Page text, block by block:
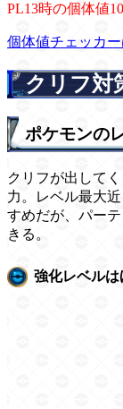
PL13時の個体値
個体値チェッカ
クリフ対
ポケモンの
クリフが出して
力。レベル最大
すめだが、パー
きる。
強化レベル